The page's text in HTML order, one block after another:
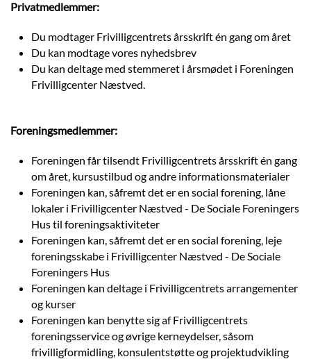
Privatmedlemmer:
Du modtager Frivilligcentrets årsskrift én gang om året
Du kan modtage vores nyhedsbrev
Du kan deltage med stemmeret i årsmødet i Foreningen
Frivilligcenter Næstved.
Foreningsmedlemmer:
Foreningen får tilsendt Frivilligcentrets årsskrift én gang
om året, kursustilbud og andre informationsmaterialer
Foreningen kan, såfremt det er en social forening, låne
lokaler i Frivilligcenter Næstved - De Sociale Foreningers
Hus til foreningsaktiviteter
Foreningen kan, såfremt det er en social forening, leje
foreningsskabe i Frivilligcenter Næstved - De Sociale
Foreningers Hus
Foreningen kan deltage i Frivilligcentrets arrangementer
og kurser
Foreningen kan benytte sig af Frivilligcentrets
foreningsservice og øvrige kerneydelser, såsom
frivilligformidling, konsulentstøtte og projektudvikling